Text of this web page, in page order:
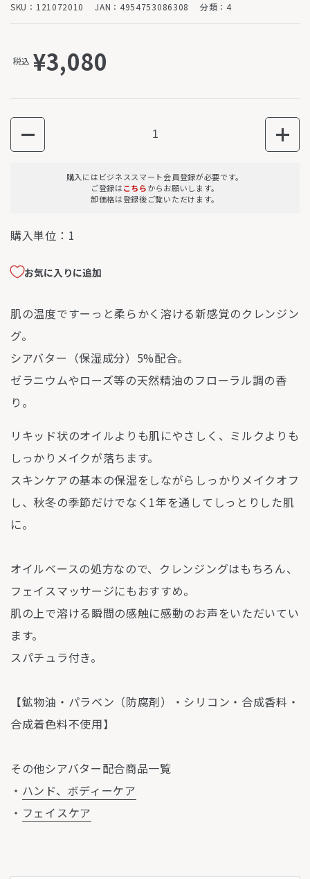
SKU：121072010 JAN：4954753086308 分類：4
税込 ¥3,080
数量
購入にはビジネススマート会員登録が必要です。
ご登録はこちらからお願いします。
卸価格は登録後ご覧いただけます。
購入単位： 1
お気に入りに追加
肌の温度ですーっと柔らかく溶ける新感覚のクレンジン
グ。
シアバター（保湿成分）5%配合。
ゼラニウムやローズ等の天然精油のフローラル調の香
り。
リキッド状のオイルよりも肌にやさしく、ミルクよりも
しっかりメイクが落ちます。
スキンケアの基本の保湿をしながらしっかりメイクオフ
し、秋冬の季節だけでなく1年を通してしっとりした肌
に。
オイルベースの処方なので、クレンジングはもちろん、
フェイスマッサージにもおすすめ。
肌の上で溶ける瞬間の感触に感動のお声をいただいてい
ます。
スパチュラ付き。
【鉱物油・パラベン（防腐剤）・シリコン・合成香料・
合成着色料不使用】
その他シアバター配合商品一覧
・ ハンド、ボディーケア
・ フェイスケア